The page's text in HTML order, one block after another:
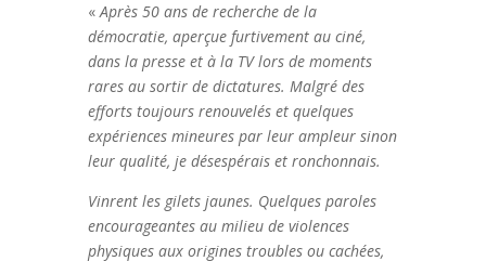
«Après 50 ans de recherche de la
démocratie, aperçue furtivement au ciné,
dans la presse et à la TV lors de moments
rares au sortir de dictatures. Malgré des
efforts toujours renouvelés et quelques
expériences mineures par leur ampleur sinon
leur qualité, je désespérais et ronchonnais.
Vinrent les gilets jaunes. Quelques paroles
encourageantes au milieu de violences
physiques aux origines troubles ou cachées,